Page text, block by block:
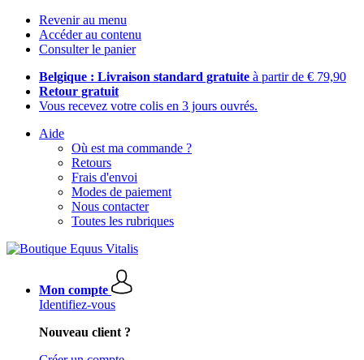
Revenir au menu
Accéder au contenu
Consulter le panier
Belgique : Livraison standard gratuite à partir de € 79,90
Retour gratuit
Vous recevez votre colis en 3 jours ouvrés.
Aide
Où est ma commande ?
Retours
Frais d'envoi
Modes de paiement
Nous contacter
Toutes les rubriques
Mon compte
Identifiez-vous
Nouveau client ?